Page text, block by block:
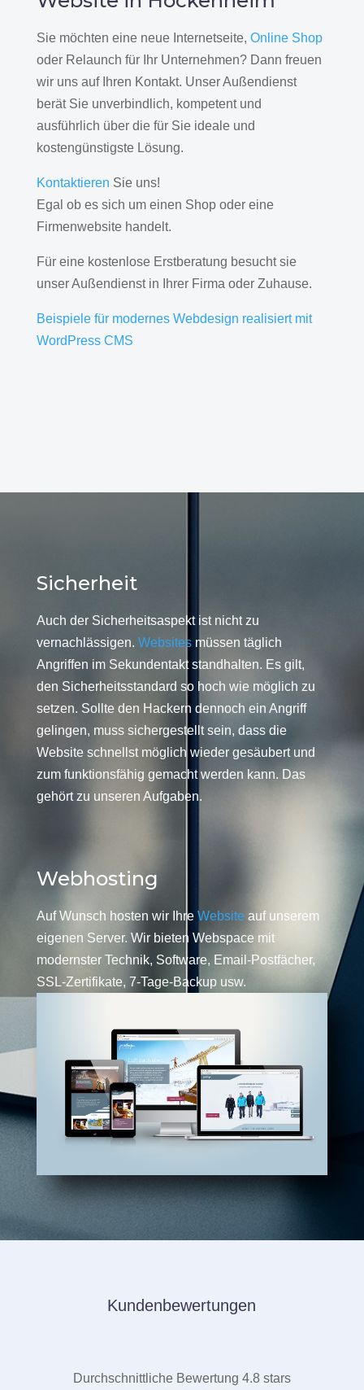
Sie möchten eine neue Internetseite, Online Shop
oder Relaunch für Ihr Unternehmen? Dann freuen
wir uns auf Ihren Kontakt. Unser Außendienst
berät Sie unverbindlich, kompetent und
ausführlich über die für Sie ideale und
kostengünstigste Lösung.
Kontaktieren Sie uns!
Egal ob es sich um einen Shop oder eine
Firmenwebsite handelt.
Für eine kostenlose Erstberatung besucht sie
unser Außendienst in Ihrer Firma oder Zuhause.
Beispiele für modernes Webdesign realisiert mit
WordPress CMS
Sicherheit
Auch der Sicherheitsaspekt ist nicht zu
vernachlässigen. Websitesmüssen täglich
Angriffen im Sekundentakt standhalten. Es gilt,
den Sicherheitsstandard so hoch wie möglich zu
setzen. Sollte den Hackern dennoch ein Angriff
gelingen, muss sichergestellt sein, dass die
Website schnellst möglich wieder gesäubert und
zum funktionsfähig gemacht werden kann. Das
gehört zu unseren Aufgaben.
Webhosting
Auf Wunsch hosten wir Ihre Website auf unserem
eigenen Server. Wir bieten Webspace mit
modernster Technik, Software, Email-Postfächer,
SSL-Zertifikate, 7-Tage-Backup usw.
Kundenbewertungen
Durchschnittliche Bewertung 4.8 stars